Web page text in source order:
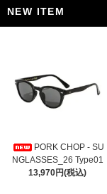
NEW ITEM
PORK CHOP - SU
NGLASSES_26 Type01
13,970円(税込)